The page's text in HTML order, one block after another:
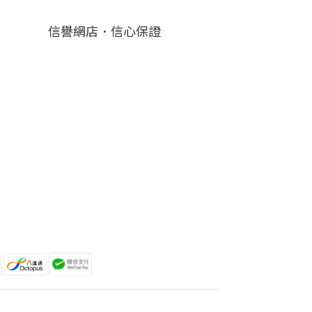
信譽網店．信心保證